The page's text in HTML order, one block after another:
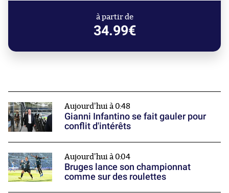
à partir de
34.99€
Aujourd'hui à 0:48
Gianni Infantino se fait gauler pour
conflit d'intérêts
Aujourd'hui à 0:04
Bruges lance son championnat
comme sur des roulettes